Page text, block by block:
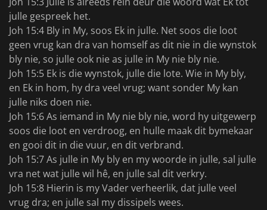
julle gespreek het.
Joh 15:4 Bly in My, soos Ek in julle. Net soos die loot
geen vrug kan dra van homself as dit nie in die wynstok
bly nie, so julle ook nie as julle in My nie bly nie.
Joh 15:5 Ek is die wynstok, julle die lote. Wie in My bly,
en Ek in hom, hy dra veel vrug; want sonder My kan
julle niks doen nie.
Joh 15:6 As iemand in My nie bly nie, word hy uitgewerp
soos die loot en verdroog, en hulle maak dit bymekaar
en gooi dit in die vuur, en dit verbrand.
Joh 15:7 As julle in My bly en my woorde in julle, sal julle
vra net wat julle wil hê, en julle sal dit verkry.
Joh 15:8 Hierin is my Vader verheerlik, dat julle veel
vrug dra; en julle sal my dissipels wees.